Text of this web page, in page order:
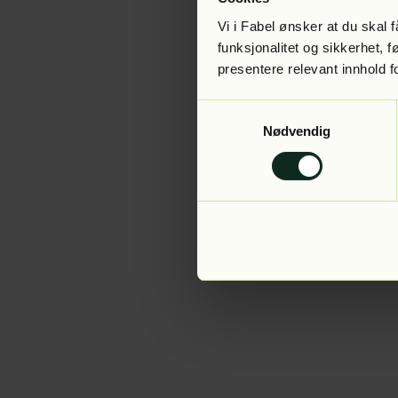
Vi i Fabel ønsker at du skal
funksjonalitet og sikkerhet,
presentere relevant innhold
Nødvendig
Application